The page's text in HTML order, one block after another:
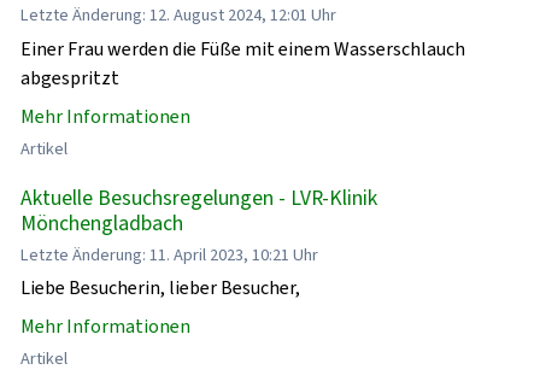
Letzte Änderung: 12. August 2024, 12:01 Uhr
Einer Frau werden die Füße mit einem Wasserschlauch
abgespritzt
Mehr Informationen
Artikel
Aktuelle Besuchsregelungen - LVR-Klinik
Mönchengladbach
Letzte Änderung: 11. April 2023, 10:21 Uhr
Liebe Besucherin, lieber Besucher,
Mehr Informationen
Artikel